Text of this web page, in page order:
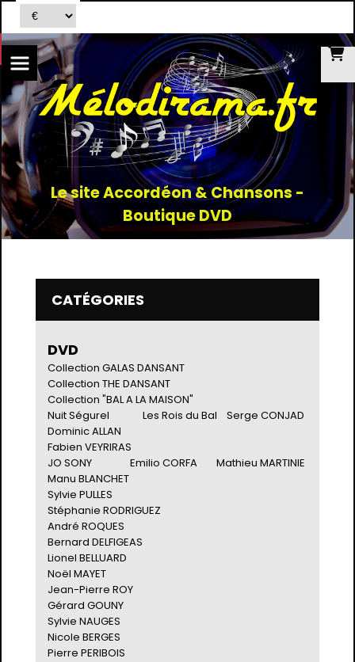
Le site Accordéon & Chansons -
Boutique DVD
CATÉGORIES
DVD
Collection GALAS DANSANT
Collection THE DANSANT
Collection "BAL A LA MAISON"
Nuit Ségurel
Les Rois du Bal
Serge CONJAD
Dominic ALLAN
Fabien VEYRIRAS
JO SONY
Emilio CORFA
Mathieu MARTINIE
Manu BLANCHET
Sylvie PULLES
Stéphanie RODRIGUEZ
André ROQUES
Bernard DELFIGEAS
Lionel BELLUARD
Noël MAYET
Jean-Pierre ROY
Gérard GOUNY
Sylvie NAUGES
Nicole BERGES
Pierre PERIBOIS